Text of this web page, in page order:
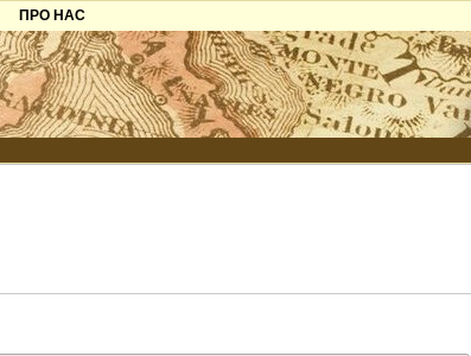
ПРО НАС
Контакти
Партнерам
Додати готель
Львів
Сколе
Славське
Східниця
Трускавець